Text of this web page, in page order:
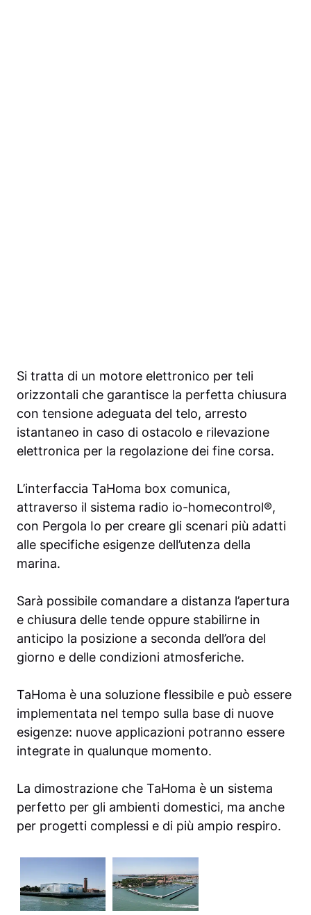
Si tratta di un motore elettronico per teli
orizzontali che garantisce la perfetta chiusura
con tensione adeguata del telo, arresto
istantaneo in caso di ostacolo e rilevazione
elettronica per la regolazione dei fine corsa.
L’interfaccia TaHoma box comunica,
attraverso il sistema radio io-homecontrol®,
con Pergola Io per creare gli scenari più adatti
alle specifiche esigenze dell’utenza della
marina.
Sarà possibile comandare a distanza l’apertura
e chiusura delle tende oppure stabilirne in
anticipo la posizione a seconda dell’ora del
giorno e delle condizioni atmosferiche.
TaHoma è una soluzione flessibile e può essere
implementata nel tempo sulla base di nuove
esigenze: nuove applicazioni potranno essere
integrate in qualunque momento.
La dimostrazione che TaHoma è un sistema
perfetto per gli ambienti domestici, ma anche
per progetti complessi e di più ampio respiro.